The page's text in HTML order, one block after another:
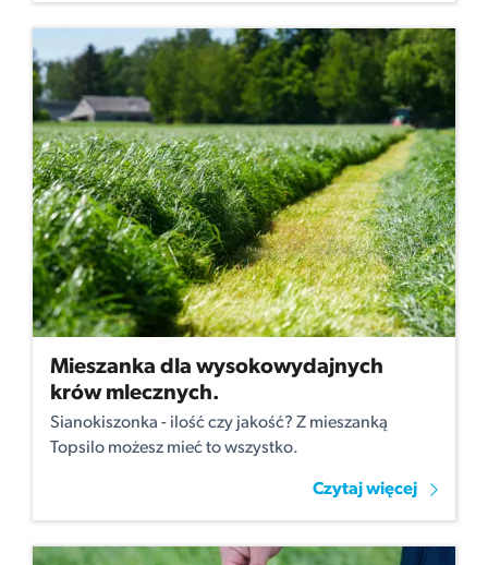
Mieszanka dla wysokowydajnych
krów mlecznych.
Sianokiszonka - ilość czy jakość? Z mieszanką
Topsilo możesz mieć to wszystko.
Czytaj więcej